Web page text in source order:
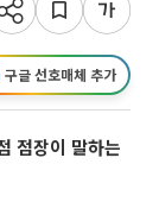
구글 선호매체 추가
점장이 말하는